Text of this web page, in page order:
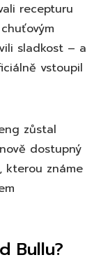
recepturu
sladkost – a
vstoupil
zůstal
dostupný
kterou známe
Bullu?